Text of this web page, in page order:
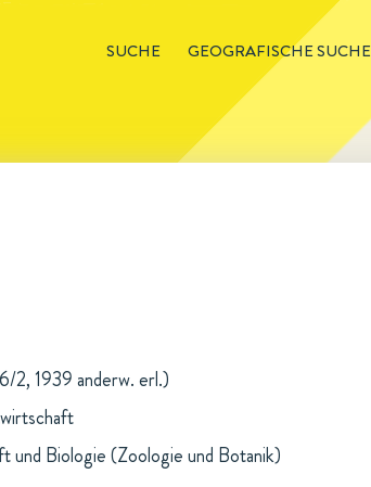
SUCHE GEOGRAFISCHE SUCHE
2, 1939 anderw. erl.)
und Biologie (Zoologie und Botanik)